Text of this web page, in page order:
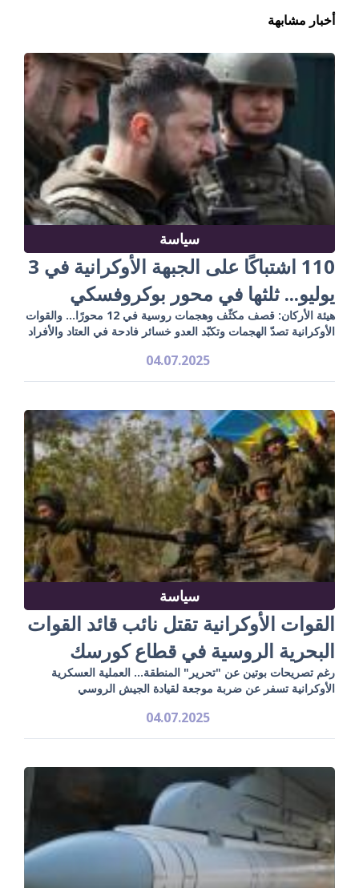
أخبار مشابهة
سياسة
110 اشتباكًا على الجبهة الأوكرانية في 3
يوليو... ثلثها في محور بوكروفسكي
هيئة الأركان: قصف مكثّف وهجمات روسية في 12 محورًا... والقوات
الأوكرانية تصدّ الهجمات وتكبّد العدو خسائر فادحة في العتاد والأفراد
04.07.2025
سياسة
القوات الأوكرانية تقتل نائب قائد القوات
البحرية الروسية في قطاع كورسك
رغم تصريحات بوتين عن "تحرير" المنطقة... العملية العسكرية
الأوكرانية تسفر عن ضربة موجعة لقيادة الجيش الروسي
04.07.2025